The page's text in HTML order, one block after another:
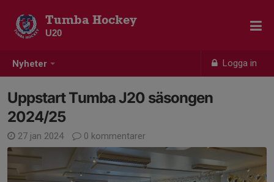
Nyheter Logga in
Tumba Hockey
U20
Uppstart Tumba J20 säsongen
2024/25
27 jan 2024 0 kommentarer